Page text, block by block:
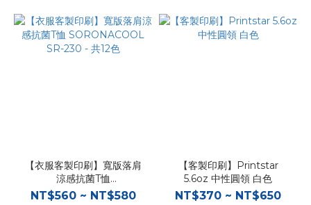
【衣服客製印刷】寬版落肩
涼感抗菌T恤
SORONACOOL SR-230 -
NT$560 ~ NT$580
【客製印刷】Printstar
5.6oz 中性圓領 白色
NT$370 ~ NT$650